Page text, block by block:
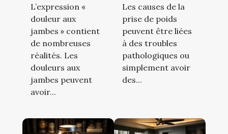
L’expression «
douleur aux
jambes » contient
de nombreuses
réalités. Les
douleurs aux
jambes peuvent
avoir...
Les causes de la
prise de poids
peuvent être liées
à des troubles
pathologiques ou
simplement avoir
des...